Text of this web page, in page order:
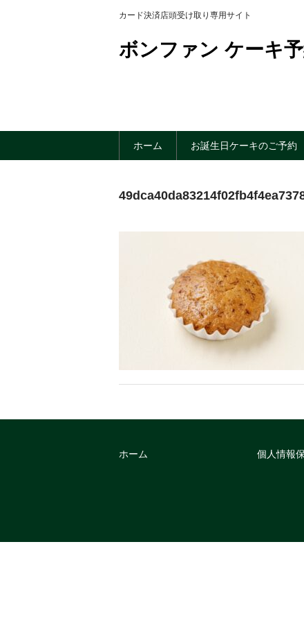
カード決済店頭受け取り専用サイト
ボンファン ケーキ
ホーム お誕生日ケーキのご予約
ホーム 個人情報